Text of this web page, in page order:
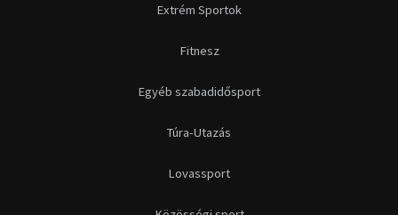
Extrém Sportok
Fitnesz
Egyéb szabadidősport
Túra-Utazás
Lovassport